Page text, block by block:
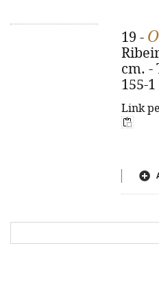
19 -
cm. -
155-1
Link